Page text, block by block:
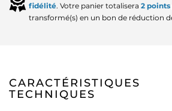
fidélité. Votre panier totalisera 2 points
transformé(s) en un bon de réduction
CARACTÉRISTIQUES
TECHNIQUES